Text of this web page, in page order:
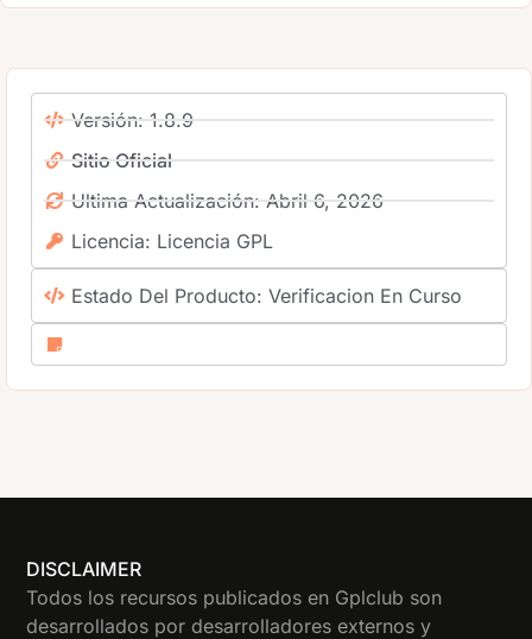
Versión: 1.8.9
Sitio Oficial
Ultima Actualización: Abril 6, 2026
Licencia: Licencia GPL
Estado Del Producto: Verificacion En Curso
DISCLAIMER
Todos los recursos publicados en Gplclub son
desarrollados por desarrolladores externos y